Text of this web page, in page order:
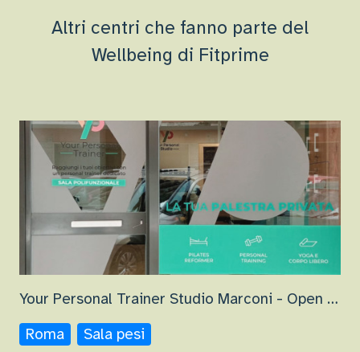
Altri centri che fanno parte del
Wellbeing di Fitprime
Your Personal Trainer Studio Marconi - Open Gym
Roma
Sala pesi